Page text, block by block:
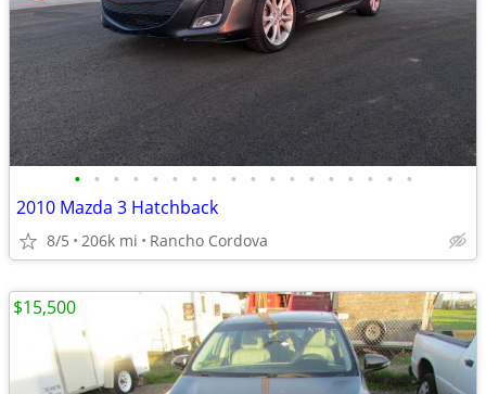
• • • • • • • • • • • • • • • • • •
2010 Mazda 3 Hatchback
8/5 206k mi Rancho Cordova
$15,500